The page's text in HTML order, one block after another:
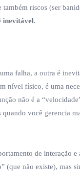
riscos (ser
inevitável.
falha, a outra é
nível físico, é uma
não é a
você gerencia
de interação
não existe), mas